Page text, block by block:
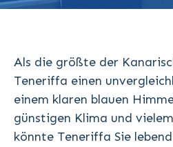
Als die größte der
Teneriffa einen
einem klaren blauen
günstigen Klima und
könnte Teneriffa Sie